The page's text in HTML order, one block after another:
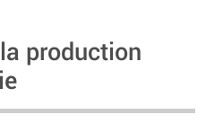
production